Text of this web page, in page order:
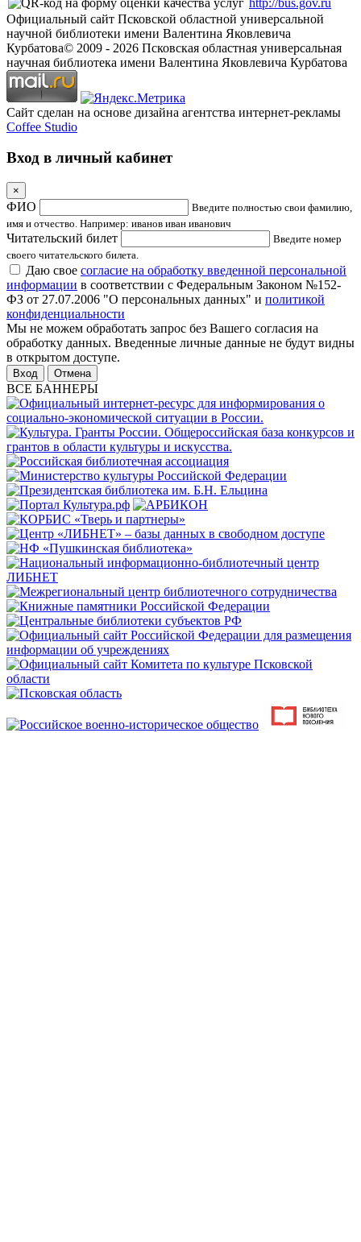
Официальный сайт Псковской областной универсальной
научной библиотеки имени Валентина Яковлевича
Курбатова© 2009 - 2026 Псковская областная универсальная
научная библиотека имени Валентина Яковлевича Курбатова
Сайт сделан на основе дизайна агентства интернет-рекламы
Coffee Studio
Вход в личный кабинет
×
ФИО
Введите полностью свои фамилию,
имя и отчество. Например: иванов иван иванович
Читательский билет
Введите номер
своего читательского билета.
Даю свое согласие на обработку введенной персональной
информации в соответствии с Федеральным Законом №152-
ФЗ от 27.07.2006 "О персональных данных" и политикой
конфиденциальности
Мы не можем обработать запрос без Вашего согласия на
обработку данных. Введенные личные данные не будут видны
в открытом доступе.
Отмена
ВСЕ БАННЕРЫ